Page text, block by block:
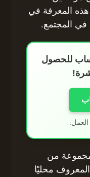
المعرفة في
في المجتمع.
للحصول
مجموعة من
المعروف محليًا